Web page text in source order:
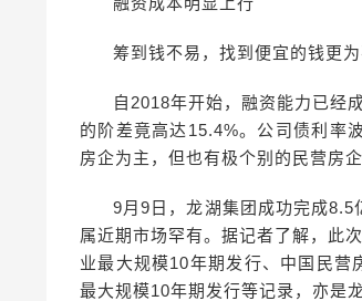
筹到钱不易，找到便宜的钱更为
自2018年开始，融资能力已经
的阶差竟高达15.4%。公司债利率
房企为主，但也有极个别的民营房
9月9日，龙湖集团成功完成
属近期市场罕有。据记者了解，此
业最大规模10年期发行、中国民
最大规模10年期发行等记录，亦是